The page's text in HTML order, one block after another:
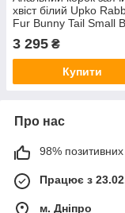
хвіст білий Upko
Fur Bunny Tail Small
Plug
3 295 ₴
Купити
Про нас
98% позитивних
Працює з
м. Дніпро